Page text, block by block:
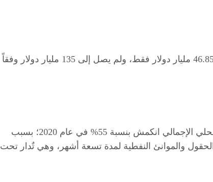
وقد بلغ الناتج الوطني الإجمالي وفقاً لبيانات البنك الدولي 46.85 مليار دولار فقط، ولم يصل إلى 135 مليار دولار وفقاً
في حين أظهرت بيانات البنك المركزي الليبي أن الناتج المحلي الإجمالي انكمش بنسبة 55% في عام 2020؛ بسبب
دولار نتيجة إغلاق الحقول والموانئ النفطية لمدة تسعة أشهر، وهي تٌدار تحت